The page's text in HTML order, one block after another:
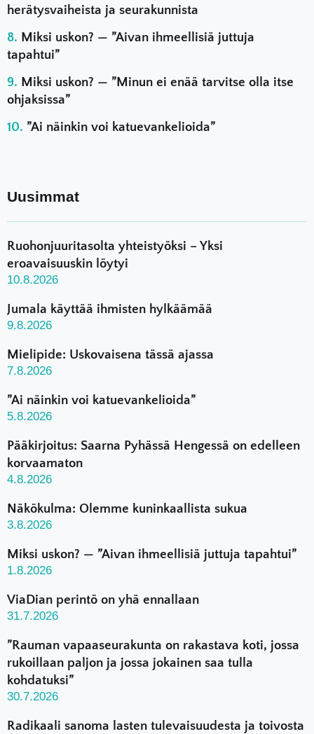
herätysvaiheista ja seurakunnista
Miksi uskon? — ”Aivan ihmeellisiä juttuja
tapahtui”
Miksi uskon? — ”Minun ei enää tarvitse olla itse
ohjaksissa”
”Ai näinkin voi katuevankelioida”
Uusimmat
Ruohonjuuritasolta yhteistyöksi – Yksi
eroavaisuuskin löytyi
10.8.2026
Jumala käyttää ihmisten hylkäämää
9.8.2026
Mielipide: Uskovaisena tässä ajassa
7.8.2026
”Ai näinkin voi katuevankelioida”
5.8.2026
Pääkirjoitus: Saarna Pyhässä Hengessä on edelleen
korvaamaton
4.8.2026
Näkökulma: Olemme kuninkaallista sukua
3.8.2026
Miksi uskon? — ”Aivan ihmeellisiä juttuja tapahtui”
1.8.2026
ViaDian perintö on yhä ennallaan
31.7.2026
”Rauman vapaaseurakunta on rakastava koti, jossa
rukoillaan paljon ja jossa jokainen saa tulla
kohdatuksi”
30.7.2026
Radikaali sanoma lasten tulevaisuudesta ja toivosta